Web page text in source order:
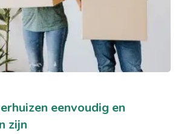
eenvoudig en
zijn